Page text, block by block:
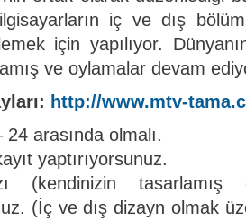
iç ve dış
için yapılıyor.
ve oylamalar devam
http://www.mtv-
24 arasında olmalı.
yaptırıyorsunuz.
(kendinizin tasarlamış
(İç ve dış dizayn olmak